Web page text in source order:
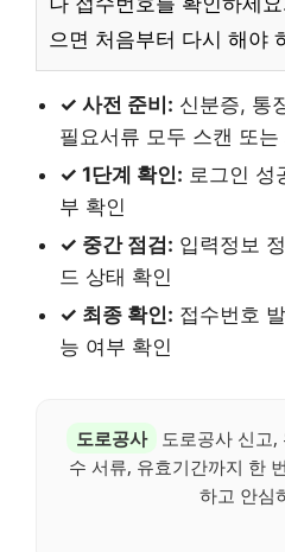
나 접수번호를 확인하세
으면 처음부터 다시 해야
✓ 사전 준비: 신분증, 통
필요서류 모두 스캔 또는
✓ 1단계 확인: 로그인 성
부 확인
✓ 중간 점검: 입력정보
드 상태 확인
✓ 최종 확인: 접수번호
능 여부 확인
도로공사
도로공사 신고,
수 서류, 유효기간까지 한
하고 안심